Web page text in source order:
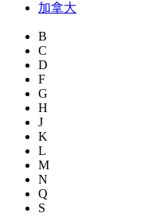
加拿大
B
C
D
F
G
H
J
K
L
M
N
Q
S